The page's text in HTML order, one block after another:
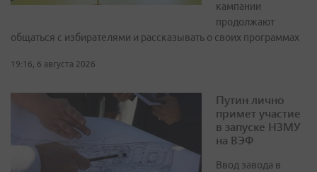
кампании
продолжают
общаться с избирателями и рассказывать о своих программах
19:16, 6 августа 2026
Путин лично
примет участие
в запуске НЗМУ
на ВЭФ
Ввод завода в